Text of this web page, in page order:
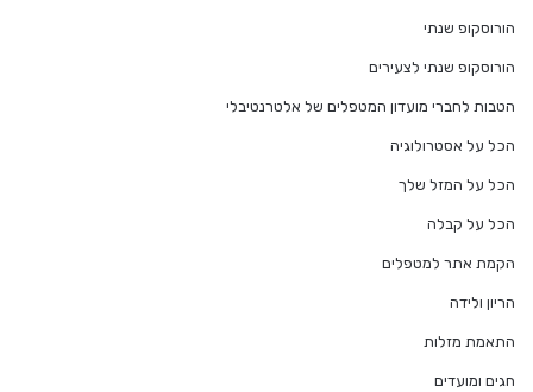
הורוסקופ שנתי
הורוסקופ שנתי לצעירים
הטבות לחברי מועדון המטפלים של אלטרנטיבלי
הכל על אסטרולוגיה
הכל על המזל שלך
הכל על קבלה
הקמת אתר למטפלים
הריון ולידה
התאמת מזלות
חגים ומועדים